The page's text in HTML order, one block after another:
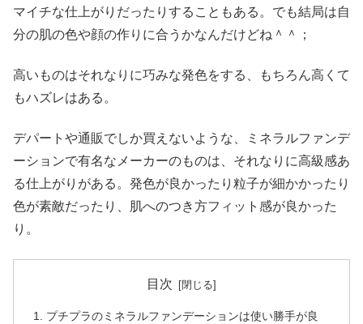
マイチな仕上がりだったりすることもある。でも結局は自
分の肌の色や顔の作りに合うかなんだけどね＾＾；
高いものはそれなりに巧みな発色をする、もちろん高くて
もハズレはある。
デパートや通販でしか買えないような、ミネラルファンデ
ーションで有名なメーカーのものは、それなりに高級感あ
る仕上がりがある。発色が良かったり粒子が細かかったり
色が素敵だったり、肌へのつき方フィット感が良かった
り。
目次
プチプラのミネラルファンデーションは使い勝手が良